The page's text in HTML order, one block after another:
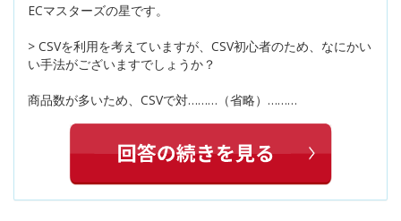
ECマスターズの星です。
> CSVを利用を考えていますが、CSV初心者のため、なにかい
い手法がございますでしょうか？
商品数が多いため、CSVで対………（省略）………